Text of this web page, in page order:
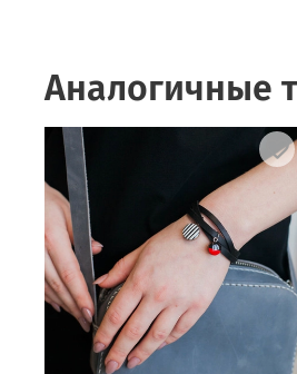
Аналогичные